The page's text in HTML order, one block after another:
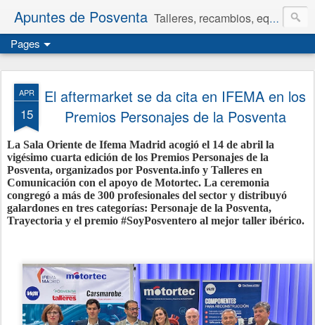
Apuntes de Posventa Talleres, recambios, equipamiento y neumáticos.
Pages
APR
15
El aftermarket se da cita en IFEMA en los
Premios Personajes de la Posventa
La Sala Oriente de Ifema Madrid acogió el 14 de abril la
vigésimo cuarta edición de los Premios Personajes de la
Posventa, organizados por Posventa.info y Talleres en
Comunicación con el apoyo de Motortec. La ceremonia
congregó a más de 300 profesionales del sector y distribuyó
galardones en tres categorías: Personaje de la Posventa,
Trayectoria y el premio #SoyPosventero al mejor taller ibérico.